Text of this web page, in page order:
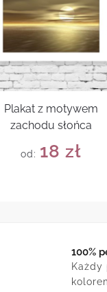
Plakat z motywem
zachodu słońca
od: 18zł
100%